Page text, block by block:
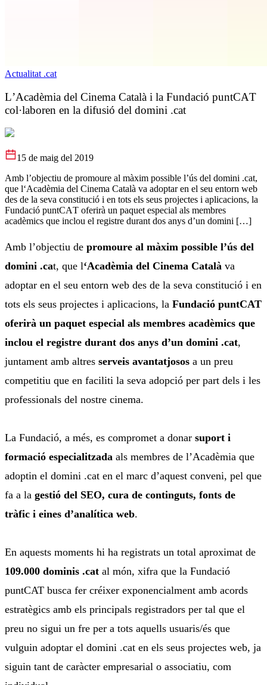
Actualitat .cat
L’Acadèmia del Cinema Català i la Fundació puntCAT
col·laboren en la difusió del domini .cat
15 de maig del 2019
Amb l’objectiu de promoure al màxim possible l’ús del domini .cat,
que l‘Acadèmia del Cinema Català va adoptar en el seu entorn web
des de la seva constitució i en tots els seus projectes i aplicacions, la
Fundació puntCAT oferirà un paquet especial als membres
acadèmics que inclou el registre durant dos anys d’un domini […]
Amb l’objectiu de promoure al màxim possible l’ús del
domini .cat, que l‘Acadèmia del Cinema Català va
adoptar en el seu entorn web des de la seva constitució i en
tots els seus projectes i aplicacions, la Fundació puntCAT
oferirà un paquet especial als membres acadèmics que
inclou el registre durant dos anys d’un domini .cat,
juntament amb altres serveis avantatjosos a un preu
competitiu que en faciliti la seva adopció per part dels i les
professionals del nostre cinema.
La Fundació, a més, es compromet a donar suport i
formació especialitzada als membres de l’Acadèmia que
adoptin el domini .cat en el marc d’aquest conveni, pel que
fa a la gestió del SEO, cura de continguts, fonts de
tràfic i eines d’analítica web.
En aquests moments hi ha registrats un total aproximat de
109.000 dominis .cat al món, xifra que la Fundació
puntCAT busca fer créixer exponencialment amb acords
estratègics amb els principals registradors per tal que el
preu no sigui un fre per a tots aquells usuaris/és que
vulguin adoptar el domini .cat en els seus projectes web, ja
siguin tant de caràcter empresarial o associatiu, com